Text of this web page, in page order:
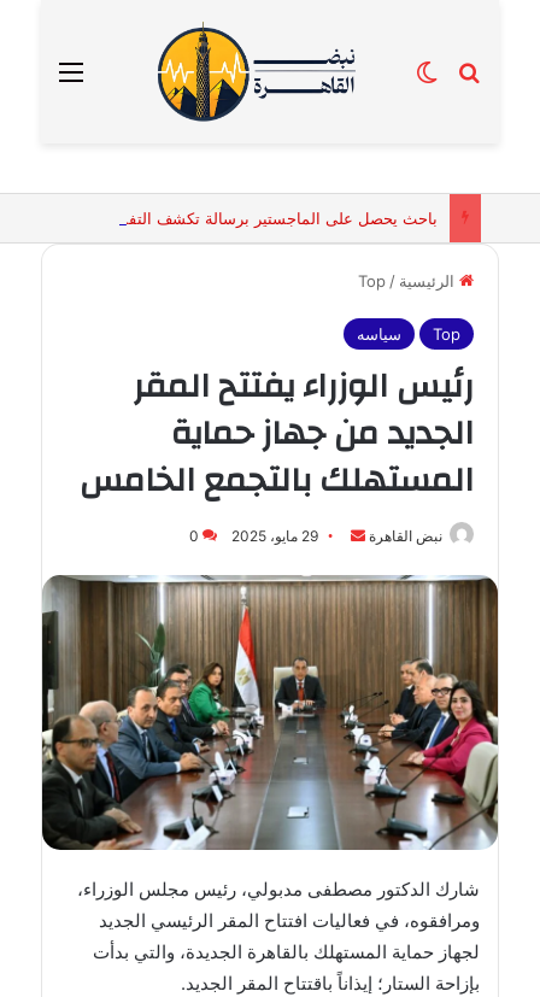
القائمة بحث عنالوضع المظلم
الرئيسية /
Top
Top سياسه
رئيس الوزراء يفتتح المقر
الجديد من جهاز حماية
المستهلك بالتجمع الخامس
نبض القاهرة
أرسل
إلكترونيا
29 مايو، 2025 0
شارك الدكتور مصطفى مدبولي، رئيس مجلس الوزراء،
ومرافقوه، في فعاليات افتتاح المقر الرئيسي الجديد
لجهاز حماية المستهلك بالقاهرة الجديدة، والتي بدأت
بإزاحة الستار؛ إيذاناً باقتتاح المقر الجديد.